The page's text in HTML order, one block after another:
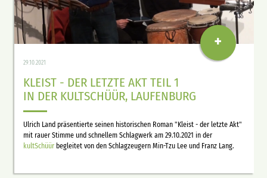
29.10.2021
KLEIST - DER LETZTE AKT TEIL 1
IN DER KULTSCHÜÜR, LAUFENBURG
Ulrich Land präsentierte seinen historischen Roman "Kleist - der letzte Akt"
mit rauer Stimme und schnellem Schlagwerk am 29.10.2021 in der
kultSchüür begleitet von den Schlagzeugern Min-Tzu Lee und Franz Lang.
+